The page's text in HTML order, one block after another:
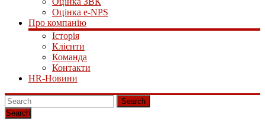
Оцінка e-NPS
Про компанію
Історія
Клієнти
Команда
Контакти
HR-Новини
Search